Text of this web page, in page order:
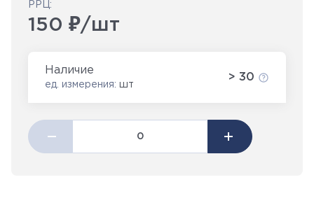
РРЦ:
150 ₽/шт
Наличие
ед. измерения: шт
> 30